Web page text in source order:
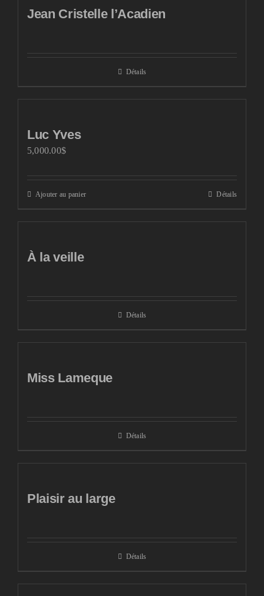
Jean Cristelle l’Acadien
Détails
Luc Yves
5,000.00$
Ajouter au panier Détails
À la veille
Détails
Miss Lameque
Détails
Plaisir au large
Détails